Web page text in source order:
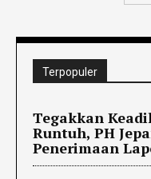
Terpopuler
Tegakkan
Runtuh, PH
Penerimaan